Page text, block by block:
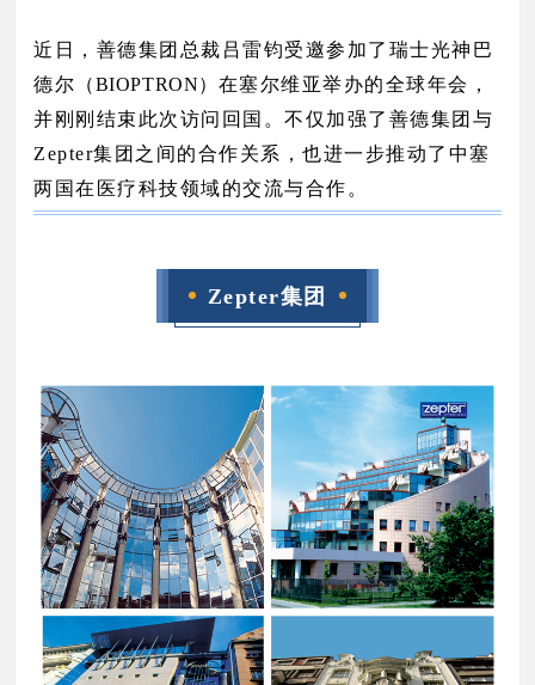
近日，善德集团总裁吕雷钧受邀参加了瑞士光神巴
德尔 （BIOPTRON） 在塞尔维亚举办的全球年会，
并刚刚结束此次访问回国。不仅加强了善德集团与
Zepter集团之间的合作关系，也进一步推动了中塞
两国在医疗科技领域的交流与合作。
Zepter集团